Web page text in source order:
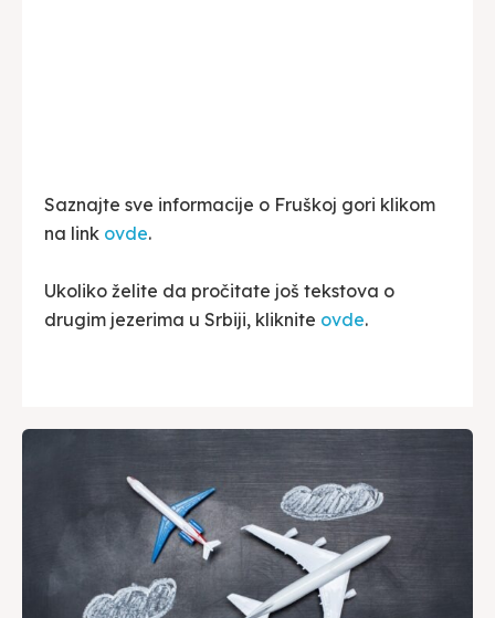
Saznajte sve informacije o Fruškoj gori klikom
na link ovde.
Ukoliko želite da pročitate još tekstova o
drugim jezerima u Srbiji, kliknite ovde.